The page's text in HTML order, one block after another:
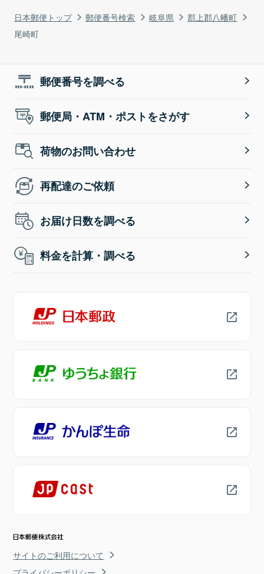
日本郵便トップ 郵便番号検索 岐阜県
郡上郡八幡町
尾崎町
郵便番号を調べる
郵便局・ATM・ポストをさがす
荷物のお問い合わせ
再配達のご依頼
お届け日数を調べる
料金を計算・調べる
サイトのご利用について